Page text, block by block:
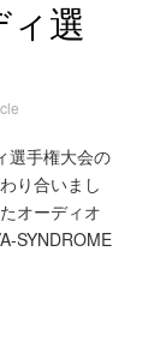
ィ選
選手権大会の
り合いまし
オーディオ
SYNDROME